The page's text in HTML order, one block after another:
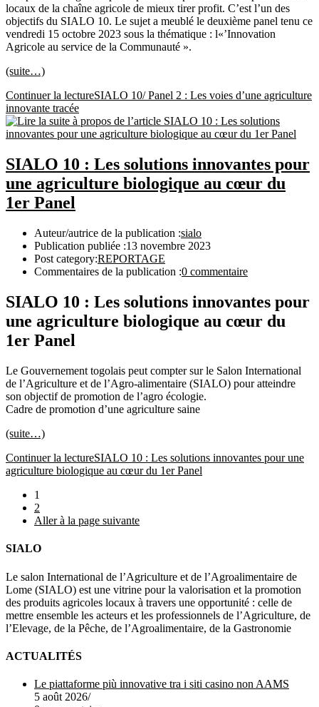
locaux de la chaîne agricole de mieux tirer profit. C’est l’un des
objectifs du SIALO 10. Le sujet a meublé le deuxième panel tenu ce
vendredi 15 octobre 2023 sous la thématique : l«’Innovation
Agricole au service de la Communauté ».
(suite…)
Continuer la lectureSIALO 10/ Panel 2 : Les voies d’une agriculture
innovante tracée
SIALO 10 : Les solutions innovantes pour
une agriculture biologique au cœur du
1er Panel
Auteur/autrice de la publication :sialo
Publication publiée :13 novembre 2023
Post category:REPORTAGE
Commentaires de la publication :0 commentaire
SIALO 10 : Les solutions innovantes pour
une agriculture biologique au cœur du
1er Panel
Le Gouvernement togolais peut compter sur le Salon International
de l’Agriculture et de l’Agro-alimentaire (SIALO) pour atteindre
son objectif de promotion de l’agro écologie.
Cadre de promotion d’une agriculture saine
(suite…)
Continuer la lectureSIALO 10 : Les solutions innovantes pour une
agriculture biologique au cœur du 1er Panel
1
2
Aller à la page suivante
SIALO
Le salon International de l’Agriculture et de l’Agroalimentaire de
Lome (SIALO) est une vitrine pour la valorisation et la promotion
des produits agricoles locaux à travers une opportunité : celle de
mettre ensemble les acteurs et les professionnels de l’Agriculture, de
l’Elevage, de la Pêche, de l’Agroalimentaire, de la Gastronomie
ACTUALITÉS
Le piattaforme più innovative tra i siti casino non AAMS
5 août 2026/